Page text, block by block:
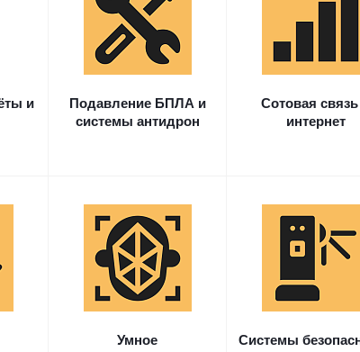
и
Подавление БПЛА и
системы антидрон
Сотовая
интернет
Умное
Системы